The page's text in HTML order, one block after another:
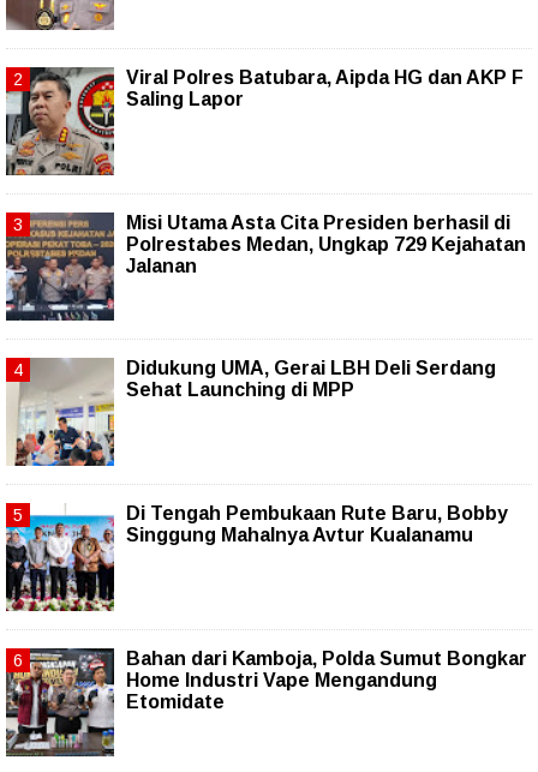
Viral Polres Batubara, Aipda HG dan AKP F
Saling Lapor
Misi Utama Asta Cita Presiden berhasil di
Polrestabes Medan, Ungkap 729 Kejahatan
Jalanan
Didukung UMA, Gerai LBH Deli Serdang
Sehat Launching di MPP
Di Tengah Pembukaan Rute Baru, Bobby
Singgung Mahalnya Avtur Kualanamu
Bahan dari Kamboja, Polda Sumut Bongkar
Home Industri Vape Mengandung
Etomidate